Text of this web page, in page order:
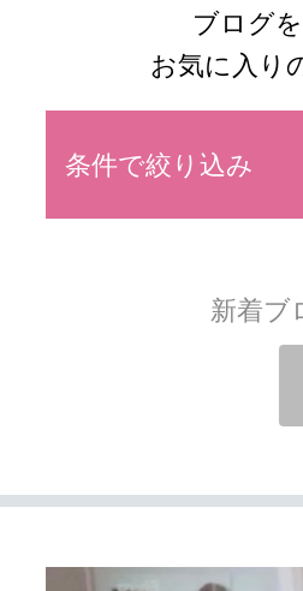
ブログ
お気に入り
条件で絞り込み
新着ブ